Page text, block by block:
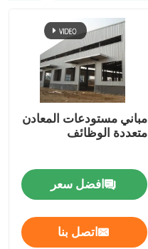
مباني مستودعات المعادن
متعددة الوظائف
افضل سعر
اتصل بنا